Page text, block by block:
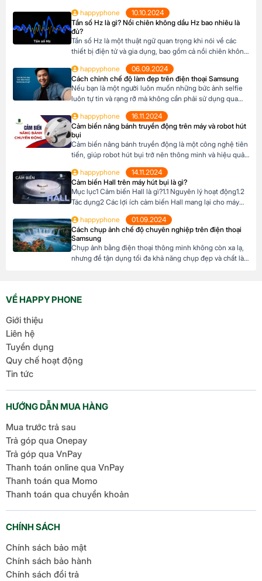
hình ảnh hoặc văn bản mà không cần chuyển đổi ứng
dụng. Mục lục1 Tính năng khoanh vùng tìm kiếm là gì?2
Lợi […]
happyphone
10.10.2024
Tần số Hz là gì? Nồi chiên không dầu Hz bao nhiêu là
đủ?
Tần số Hz là một thuật ngữ quan trọng khi nói về các
thiết bị điện tử và gia dụng, bao gồm cả nồi chiên không
hợp, đảm bảo an toàn và hiệu quả khi sử dụng. Vậy, Hz là
gì và […]
happyphone
06.09.2024
Cách chỉnh chế độ làm đẹp trên điện thoại Samsung
Nếu bạn là một người luôn muốn những bức ảnh selfie
luôn tự tin và rạng rỡ mà không cần phải sử dụng qua
App, với điện thoại Samsung có tính năng chế độ làm
đẹp chính là trợ thủ đắc lực. Với vài thao tác đơn giản,
bạn sẽ sở hữu những bức ảnh […]
happyphone
16.11.2024
Cảm biến nâng bánh truyền động trên máy và robot hút
bụi
Cảm biến nâng bánh truyền động là một công nghệ tiên
tiến, giúp robot hút bụi trở nên thông minh và hiệu quả
hơn. Nhờ có cảm biến này, robot có thể tự động điều
chỉnh độ cao của bánh xe để thích ứng với mọi địa hình
trong ngôi nhài. Mục lục1 Cảm biến […]
happyphone
14.11.2024
Cảm biến Hall trên máy hút bụi là gì?
Mục lục1 Cảm biến Hall là gì?1.1 Nguyên lý hoạt động1.2
Tác dụng2 Các lợi ích cảm biến Hall mang lại cho máy
hút bụi Cảm biến Hall là gì? Cảm biến Hall là một thiết bị
điện tử sử dụng hiệu ứng Hall để đo cường độ và hướng
của từ trường. Khi một […]
happyphone
01.09.2024
Cách chụp ảnh chế độ chuyên nghiệp trên điện thoại
Samsung
Chụp ảnh bằng điện thoại thông minh không còn xa lạ,
nhưng để tận dụng tối đa khả năng chụp đẹp và chất là
VỀ HAPPY PHONE
Giới thiệu
Liên hệ
Tuyển dụng
Quy chế hoạt động
Tin tức
HƯỚNG DẪN MUA HÀNG
Mua trước trả sau
Trả góp qua Onepay
Trả góp qua VnPay
Thanh toán online qua VnPay
Thanh toán qua Momo
Thanh toán qua chuyển khoản
CHÍNH SÁCH
Chính sách bảo mật
Chính sách bảo hành
Chính sách đổi trả